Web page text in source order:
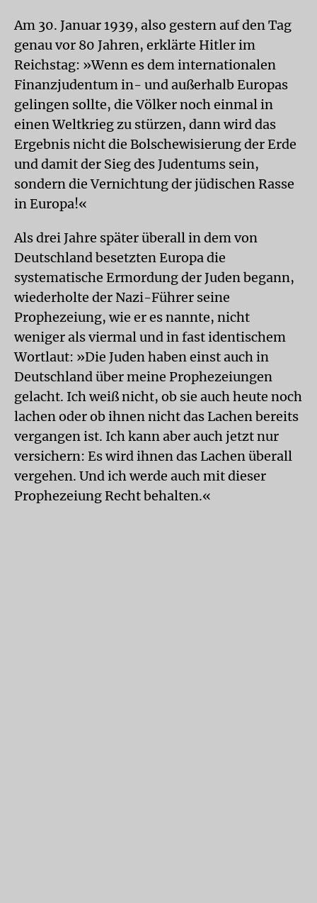
Am 30. Januar 1939, also gestern auf den Tag
genau vor 80 Jahren, erklärte Hitler im
Reichstag: »Wenn es dem internationalen
Finanzjudentum in- und außerhalb Europas
gelingen sollte, die Völker noch einmal in
einen Weltkrieg zu stürzen, dann wird das
Ergebnis nicht die Bolschewisierung der Erde
und damit der Sieg des Judentums sein,
sondern die Vernichtung der jüdischen Rasse
in Europa!«
Als drei Jahre später überall in dem von
Deutschland besetzten Europa die
systematische Ermordung der Juden begann,
wiederholte der Nazi-Führer seine
Prophezeiung, wie er es nannte, nicht
weniger als viermal und in fast identischem
Wortlaut: »Die Juden haben einst auch in
Deutschland über meine Prophezeiungen
gelacht. Ich weiß nicht, ob sie auch heute noch
lachen oder ob ihnen nicht das Lachen bereits
vergangen ist. Ich kann aber auch jetzt nur
versichern: Es wird ihnen das Lachen überall
vergehen. Und ich werde auch mit dieser
Prophezeiung Recht behalten.«